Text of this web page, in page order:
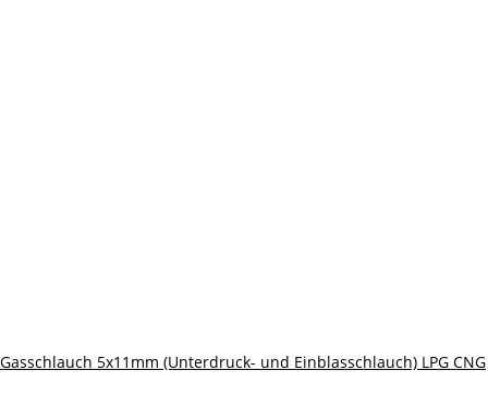
Gasschlauch 5x11mm (Unterdruck- und Einblasschlauch) LPG CNG